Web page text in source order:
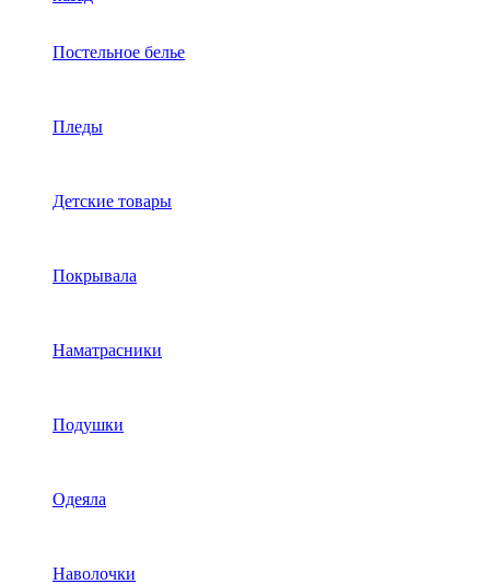
Постельное белье
Пледы
Детские товары
Покрывала
Наматрасники
Подушки
Одеяла
Наволочки